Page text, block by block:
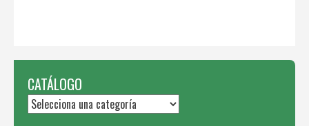
CATÁLOGO